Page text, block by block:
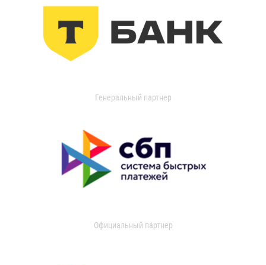
Генеральный партнер
Официальный партнер